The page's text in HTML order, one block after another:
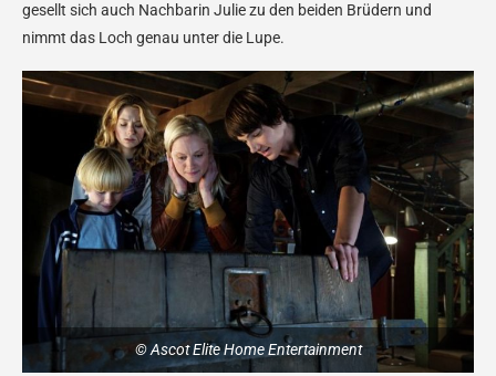
gesellt sich auch Nachbarin Julie zu den beiden Brüdern und
nimmt das Loch genau unter die Lupe.
© Ascot Elite Home Entertainment